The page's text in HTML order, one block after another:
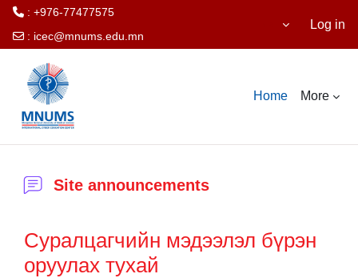
: +976-77477575
: icec@mnums.edu.mn
Log in
Home More
Site announcements
Суралцагчийн мэдээлэл бүрэн
оруулах тухай